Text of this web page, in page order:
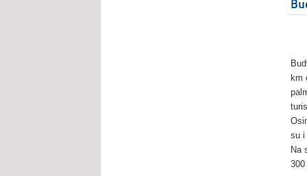
km
su
Na